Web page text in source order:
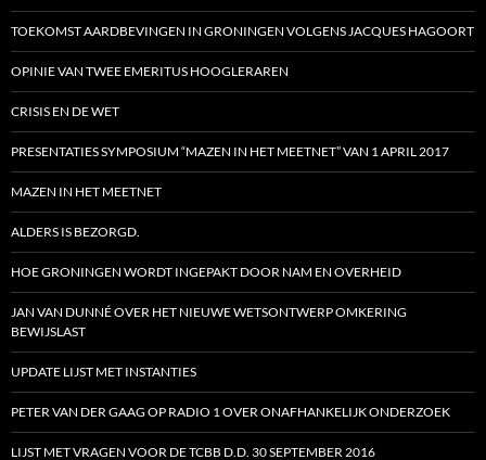
TOEKOMST AARDBEVINGEN IN GRONINGEN VOLGENS JACQUES HAGOORT
OPINIE VAN TWEE EMERITUS HOOGLERAREN
CRISIS EN DE WET
PRESENTATIES SYMPOSIUM “MAZEN IN HET MEETNET” VAN 1 APRIL 2017
MAZEN IN HET MEETNET
ALDERS IS BEZORGD.
HOE GRONINGEN WORDT INGEPAKT DOOR NAM EN OVERHEID
JAN VAN DUNNÉ OVER HET NIEUWE WETSONTWERP OMKERING
BEWIJSLAST
UPDATE LIJST MET INSTANTIES
PETER VAN DER GAAG OP RADIO 1 OVER ONAFHANKELIJK ONDERZOEK
LIJST MET VRAGEN VOOR DE TCBB D.D. 30 SEPTEMBER 2016